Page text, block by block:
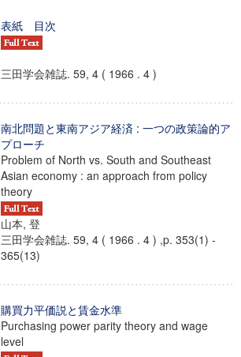
表紙 目次
三田学会雑誌. 59, 4 ( 1966 . 4 )
南北問題と東南アジア経済 : 一つの政策論的ア
プローチ
Problem of North vs. South and Southeast
Asian economy : an approach from policy
theory
山本, 登
三田学会雑誌. 59, 4 ( 1966 . 4 ) ,p. 353(1) -
365(13)
購買力平価説と賃金水準
Purchasing power parity theory and wage
level